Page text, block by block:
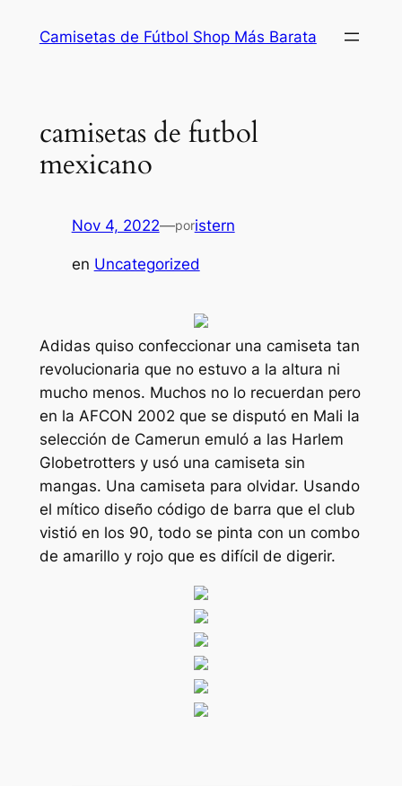
Camisetas de Fútbol Shop Más Barata
camisetas de futbol
mexicano
Nov 4, 2022—poristern
en Uncategorized
Adidas quiso confeccionar una camiseta tan
revolucionaria que no estuvo a la altura ni
mucho menos. Muchos no lo recuerdan pero
en la AFCON 2002 que se disputó en Mali la
selección de Camerun emuló a las Harlem
Globetrotters y usó una camiseta sin
mangas. Una camiseta para olvidar. Usando
el mítico diseño código de barra que el club
vistió en los 90, todo se pinta con un combo
de amarillo y rojo que es difícil de digerir.